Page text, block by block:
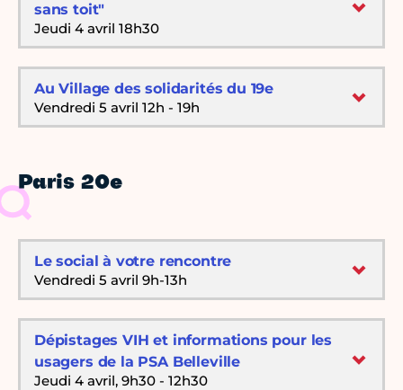
sans toit"
Jeudi 4 avril 18h30
Au Village des solidarités du 19e
Vendredi 5 avril 12h - 19h
Paris 20e
Le social à votre rencontre
Vendredi 5 avril 9h-13h
Dépistages VIH et informations pour les
usagers de la PSA Belleville
Jeudi 4 avril, 9h30 - 12h30